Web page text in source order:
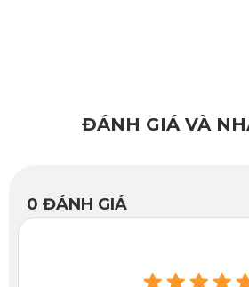
KD001 Pro được đánh giá là lựa
KD001 Pro nổi bật với những đặc
ĐÁNH GIÁ VÀ
0 ĐÁNH GIÁ